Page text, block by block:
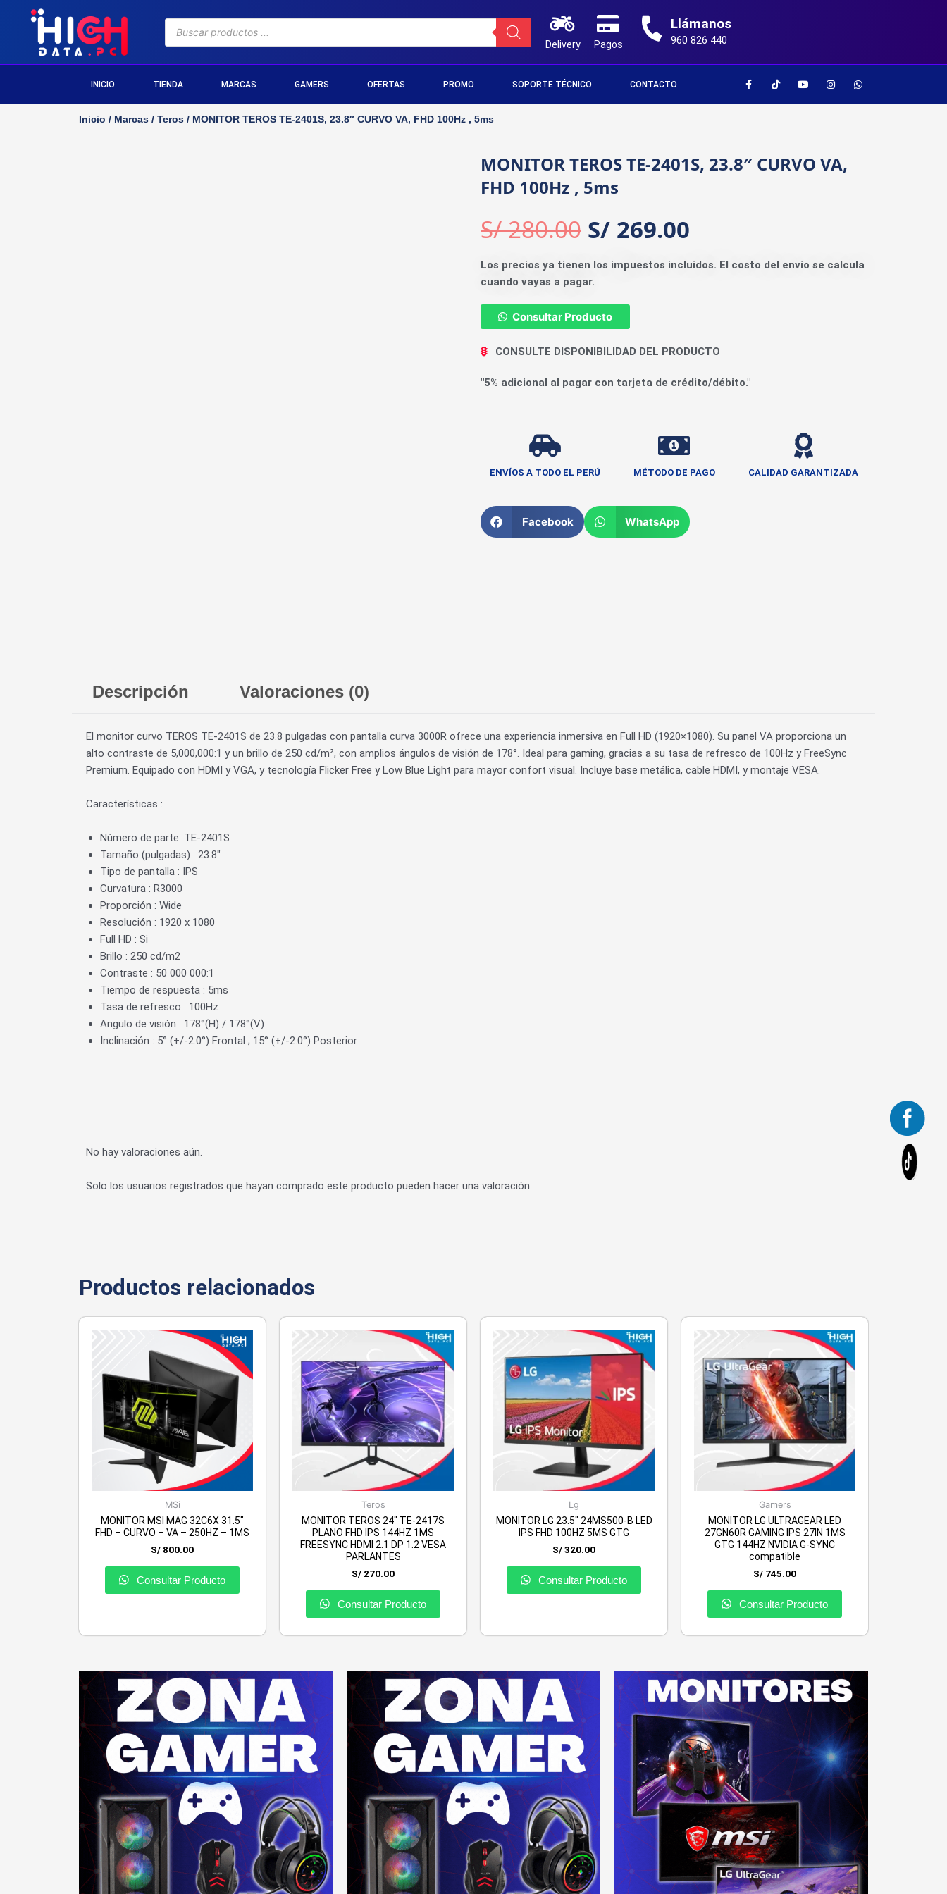
Delivery Pagos
Llámanos
960 826 440
INICIO TIENDA MARCAS GAMERS OFERTAS PROMO SOPORTE TÉCNICO CONTACTO
Inicio / Marcas / Teros / MONITOR TEROS TE-2401S, 23.8″ CURVO VA, FHD 100Hz , 5ms
MONITOR TEROS TE-2401S, 23.8″ CURVO VA,
FHD 100Hz , 5ms
S/280.00 S/ 269.00
Los precios ya tienen los impuestos incluidos. El costo del envío se calcula
cuando vayas a pagar.
Consultar Producto
CONSULTE DISPONIBILIDAD DEL PRODUCTO
"5% adicional al pagar con tarjeta de crédito/débito."
ENVÍOS A TODO EL PERÚ MÉTODO DE PAGO CALIDAD GARANTIZADA
Facebook WhatsApp
Descripción Valoraciones (0)
El monitor curvo TEROS TE-2401S de 23.8 pulgadas con pantalla curva 3000R ofrece una experiencia inmersiva en Full HD (1920×1080). Su panel VA proporciona un
alto contraste de 5,000,000:1 y un brillo de 250 cd/m², con amplios ángulos de visión de 178°. Ideal para gaming, gracias a su tasa de refresco de 100Hz y FreeSync
Premium. Equipado con HDMI y VGA, y tecnología Flicker Free y Low Blue Light para mayor confort visual. Incluye base metálica, cable HDMI, y montaje VESA.
Características :
Número de parte: TE-2401S
Tamaño (pulgadas) : 23.8″
Tipo de pantalla : IPS
Curvatura : R3000
Proporción : Wide
Resolución : 1920 x 1080
Full HD : Si
Brillo : 250 cd/m2
Contraste : 50 000 000:1
Tiempo de respuesta : 5ms
Tasa de refresco : 100Hz
Angulo de visión : 178°(H) / 178°(V)
Inclinación : 5° (+/-2.0°) Frontal ; 15° (+/-2.0°) Posterior .
No hay valoraciones aún.
Solo los usuarios registrados que hayan comprado este producto pueden hacer una valoración.
Productos relacionados
MSi
MONITOR MSI MAG 32C6X 31.5″
FHD – CURVO – VA – 250HZ – 1MS
S/ 800.00
Consultar Producto
Teros
MONITOR TEROS 24″ TE-2417S
PLANO FHD IPS 144HZ 1MS
FREESYNC HDMI 2.1 DP 1.2 VESA
PARLANTES
S/ 270.00
Consultar Producto
Lg
MONITOR LG 23.5″ 24MS500-B LED
IPS FHD 100HZ 5MS GTG
S/320.00
Consultar Producto
Gamers
MONITOR LG ULTRAGEAR LED
27GN60R GAMING IPS 27IN 1MS
GTG 144HZ NVIDIA G-SYNC
compatible
S/ 745.00
Consultar Producto